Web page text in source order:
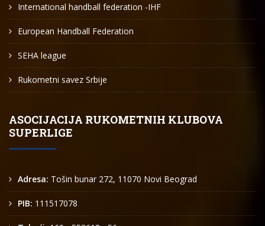
International handball federation -IHF
European Handball Federation
SEHA league
Rukometni savez Srbije
ASOCIJACIJA RUKOMETNIH KLUBOVA
SUPERLIGE
Adresa: Tošin bunar 272, 11070 Novi Beograd
PIB: 111517078